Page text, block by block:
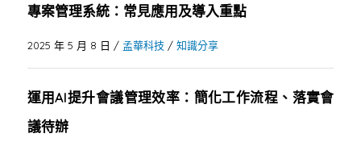
專案管理系統：常見應用及導入重點
2025 年 5 月 8 日 / 孟華科技 / 知識分享
運用AI提升會議管理效率：簡化工作流程、落實會
議待辦